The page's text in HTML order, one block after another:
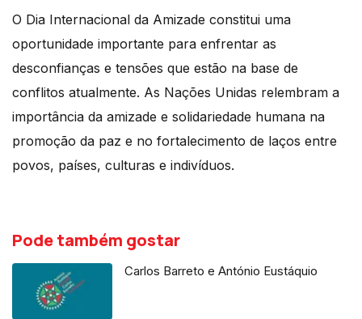
O Dia Internacional da Amizade constitui uma
oportunidade importante para enfrentar as
desconfianças e tensões que estão na base de
conflitos atualmente. As Nações Unidas relembram a
importância da amizade e solidariedade humana na
promoção da paz e no fortalecimento de laços entre
povos, países, culturas e indivíduos.
Pode também gostar
Carlos Barreto e António Eustáquio